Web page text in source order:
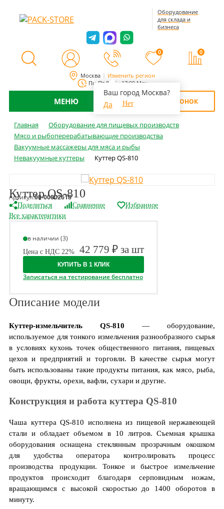
Москва Изменить регион
Ваш город Москва?
Да
Нет
Пн-Пт 8:00 - 17:00 Мск
Оборудование
для склада и
бизнеса
0 0
МЕНЮ ОБРАТНЫЙ ЗВОНОК
Главная
Оборудование для пищевых производств
Мясо и рыбоперерабатывающие производства
Вакуумные массажеры для мяса и рыбы
Невакуумные куттеры
Куттер QS-810
Куттер QS-810
Артикул:00-00002618
Поделиться Сравнение
Избранное
Все характеритики
в наличии (3)
Цена с НДС 22% 42 779 ₽ за шт
КУПИТЬ В 1 КЛИК
Записаться на тестирование бесплатно
Описание модели
Куттер-измельчитель QS-810 — оборудование,
используемое для тонкого измельчения разнообразного сырья
в условиях кухонь точек общественного питания, пищевых
цехов и предприятий и торговли. В качестве сырья могут
быть использованы такие продукты питания, как мясо, рыба,
овощи, фрукты, орехи, вафли, сухари и другие.
Конструкция и работа куттера QS-810
Чаша куттера QS-810 исполнена из пищевой нержавеющей
стали и обладает объемом в 10 литров. Съемная крышка
оборудования оснащена стеклянным прозрачным окошком
для удобства оператора контролировать процесс
производства продукции. Тонкое и быстрое измельчение
продуктов происходит благодаря серповидным ножам,
вращающимся с высокой скоростью до 1400 оборотов в
минуту.